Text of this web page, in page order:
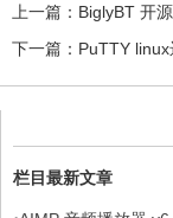
上一篇： BiglyBT 开
下一篇： PuTTY
栏目最新文章